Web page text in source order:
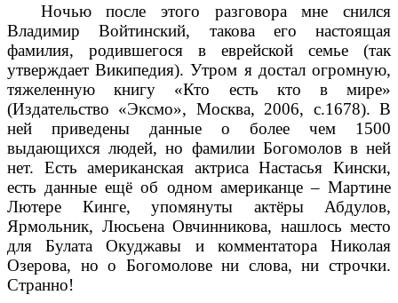
Ночью после этого разговора мне снился
Владимир Войтинский, такова его настоящая
фамилия, родившегося в еврейской семье (так
утверждает Википедия). Утром я достал огромную,
тяжеленную книгу «Кто есть кто в мире»
(Издательство «Эксмо», Москва, 2006, с.1678). В
ней приведены данные о более чем 1500
выдающихся людей, но фамилии Богомолов в ней
нет. Есть американская актриса Настасья Кински,
есть данные ещё об одном американце – Мартине
Лютере Кинге, упомянуты актёры Абдулов,
Ярмольник, Люсьена Овчинникова, нашлось место
для Булата Окуджавы и комментатора Николая
Озерова, но о Богомолове ни слова, ни строчки.
Странно!